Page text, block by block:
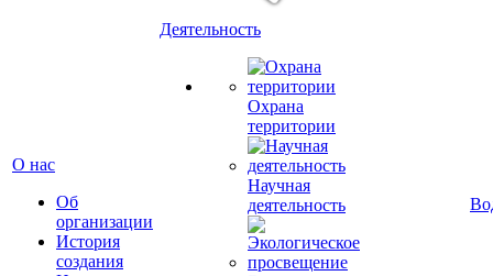
О нас
Об
организации
История
создания
Деятельность
Охрана
территории
Научная
деятельность